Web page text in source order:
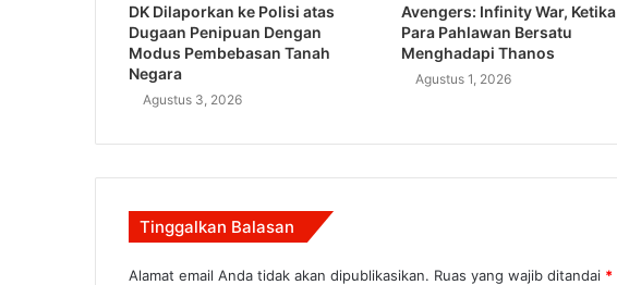
DK Dilaporkan ke Polisi atas
Dugaan Penipuan Dengan
Modus Pembebasan Tanah
Negara
Agustus 3, 2026
Avengers: Infinity War, Ketika
Para Pahlawan Bersatu
Menghadapi Thanos
Agustus 1, 2026
Tinggalkan Balasan
Alamat email Anda tidak akan dipublikasikan. Ruas yang wajib ditandai *